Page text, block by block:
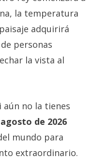
la temperatura
adquirirá
personas
la vista al
no la tienes
de 2026
mundo para
extraordinario.